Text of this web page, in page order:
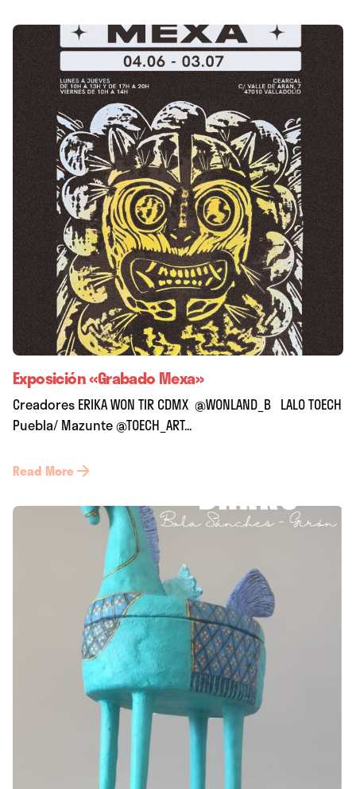
Exposición «Grabado Mexa»
Creadores ERIKA WON TIR CDMX @WONLAND_B LALO TOECH
Puebla/ Mazunte @TOECH_ART...
Read More